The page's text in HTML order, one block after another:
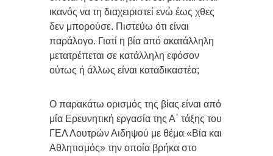
ικανός να τη διαχειριστεί ενώ έως χθες
δεν μπορούσε. Πιστεύω ότι είναι
παράλογο. Γιατί η βία από ακατάλληλη
μετατρέπεται σε κατάλληλη εφόσον
ούτως ή άλλως είναι καταδικαστέα;
Ο παρακάτω ορισμός της βίας είναι από
μία Ερευνητική εργασία της Α΄ τάξης του
ΓΕΛ Λουτρών Αιδηψού με θέμα «Βία και
Αθλητισμός» την οποία βρήκα στο